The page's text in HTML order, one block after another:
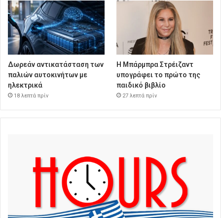
Δωρεάν αντικατάσταση των
παλιών αυτοκινήτων με
ηλεκτρικά
18 λεπτά πρίν
Η Μπάρμπρα Στρέιζαντ
υπογράφει το πρώτο της
παιδικό βιβλίο
27 λεπτά πρίν